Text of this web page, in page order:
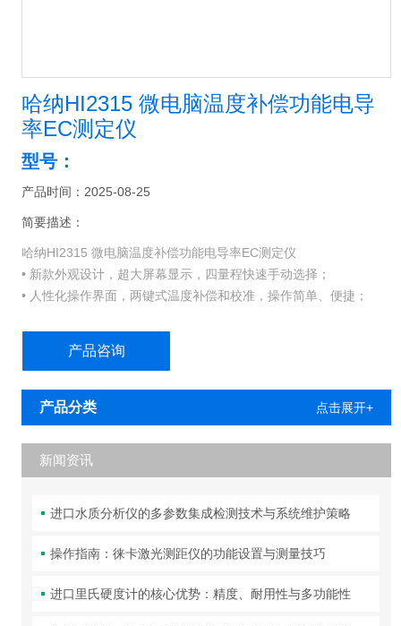
哈纳HI2315 微电脑温度补偿功能电导
率EC测定仪
型号：
产品时间：2025-08-25
简要描述：
哈纳HI2315 微电脑温度补偿功能电导率EC测定仪
• 新款外观设计，超大屏幕显示，四量程快速手动选择；
• 人性化操作界面，两键式温度补偿和校准，操作简单、便捷；
产品咨询
产品分类 点击展开+
新闻资讯
进口水质分析仪的多参数集成检测技术与系统维护策略
操作指南：徕卡激光测距仪的功能设置与测量技巧
进口里氏硬度计的核心优势：精度、耐用性与多功能性